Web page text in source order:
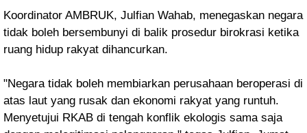
Koordinator AMBRUK, Julfian Wahab, menegaskan negara
tidak boleh bersembunyi di balik prosedur birokrasi ketika
ruang hidup rakyat dihancurkan.
"Negara tidak boleh membiarkan perusahaan beroperasi di
atas laut yang rusak dan ekonomi rakyat yang runtuh.
Menyetujui RKAB di tengah konflik ekologis sama saja